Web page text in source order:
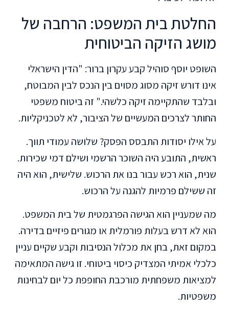
החלטת בית המשפט: הרחבה של
מושג הזיקה הביטוחית
השופט יוסף סוהיל קבע עקרון ברור: "הדין הישראלי
אינו דורש זיקה מסוג מסוים בין הנכס לבין המבוטח,
ובלבד שהתקיימה זיקה כלשהי." זה ביטוח משפטי
החותר לצרכים המעשיים של הציבור, לא לטכניקליות.
על אילו יסודות התבסס הפסק? שלושה עמודי תווך.
ראשית, התובע היה השוכר הרשמי ושילם דמי שכירות.
שנית, הוא רכש עבור בנו את הרכוש. שלישית, הוא היה
זה ששילם פרמיות להגנה על הרכוש.
מה שמעניין הוא הגישה הפרגמטית של בית המשפט.
הוא לא דרש בעלות פורמלית או מגורים פיזיים בדירה.
במקום זאת, בחן את מכלול הנסיבות וקבע שקיים עניין
כלכלי אמיתי המצדיק כיסוי ביטוחי. זו גישה המתאימה
למציאות משפחתית מורכבת החופפת כל יום לבחינות
משפטיות.